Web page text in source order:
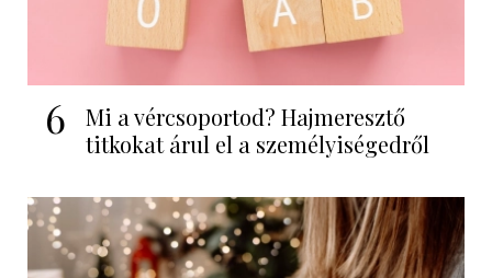
6
Mi a vércsoportod? Hajmeresztő
titkokat árul el a személyiségedről